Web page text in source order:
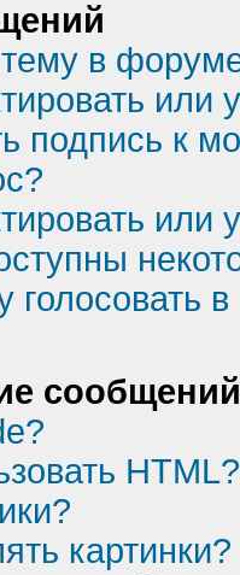
в
или
подпись к
или
голосовать
HTML?
картинки?